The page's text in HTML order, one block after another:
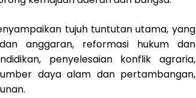
tujuh tuntutan utama, yang
anggaran, reformasi hukum dan
penyelesaian konflik agraria,
daya alam dan pertambangan,